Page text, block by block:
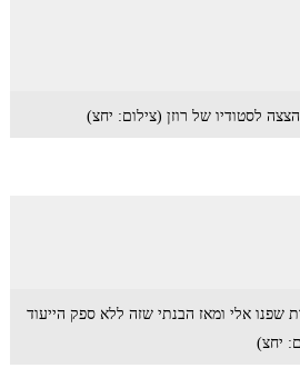
לסטודיו של רוזן (צילום: יחצ)
שפנו אלי ומאז הבנתי שזה ללא ספק הייעוד
יחצ)